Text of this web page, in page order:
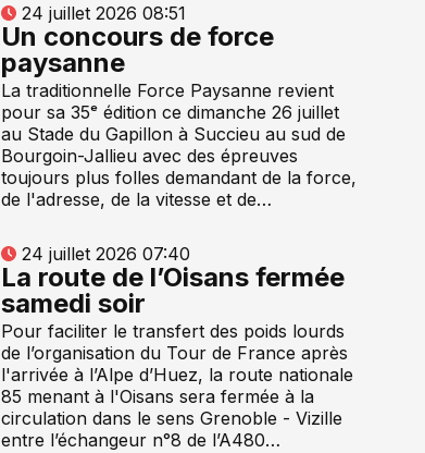
24 juillet 2026 08:51
Un concours de force
paysanne
La traditionnelle Force Paysanne revient
pour sa 35ᵉ édition ce dimanche 26 juillet
au Stade du Gapillon à Succieu au sud de
Bourgoin-Jallieu avec des épreuves
toujours plus folles demandant de la force,
de l'adresse, de la vitesse et de…
24 juillet 2026 07:40
La route de l’Oisans fermée
samedi soir
Pour faciliter le transfert des poids lourds
de l’organisation du Tour de France après
l'arrivée à l’Alpe d’Huez, la route nationale
85 menant à l'Oisans sera fermée à la
circulation dans le sens Grenoble - Vizille
entre l’échangeur n°8 de l’A480…